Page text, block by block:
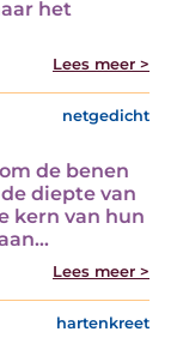
het
Lees meer >
netgedicht
de benen
diepte van
kern van hun
Lees meer >
hartenkreet